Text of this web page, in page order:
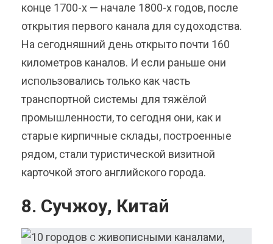
конце 1700-х — начале 1800-х годов, после
открытия первого канала для судоходства.
На сегодняшний день открыто почти 160
километров каналов. И если раньше они
использовались только как часть
транспортной системы для тяжёлой
промышленности, то сегодня они, как и
старые кирпичные склады, построенные
рядом, стали туристической визитной
карточкой этого английского города.
8. Сучжоу, Китай